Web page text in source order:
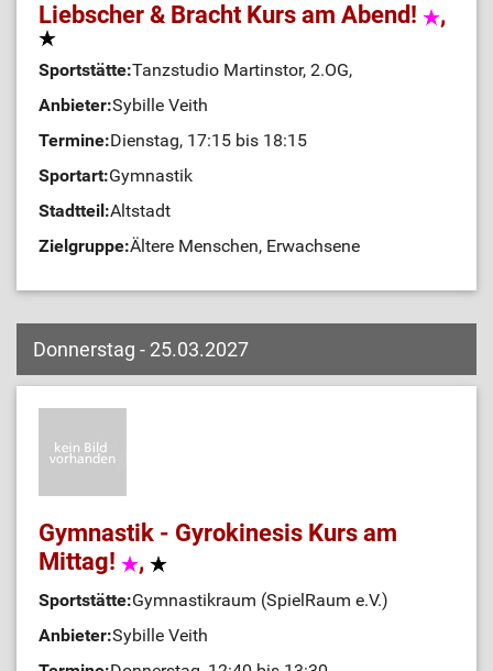
Liebscher & Bracht Kurs am Abend! ,
Sportstätte:Tanzstudio Martinstor, 2.OG,
Anbieter:Sybille Veith
Termine:Dienstag, 17:15 bis 18:15
Sportart:Gymnastik
Stadtteil:Altstadt
Zielgruppe:Ältere Menschen, Erwachsene
Donnerstag - 25.03.2027
Gymnastik - Gyrokinesis Kurs am
Mittag!
,
Sportstätte:Gymnastikraum (SpielRaum e.V.)
Anbieter:Sybille Veith